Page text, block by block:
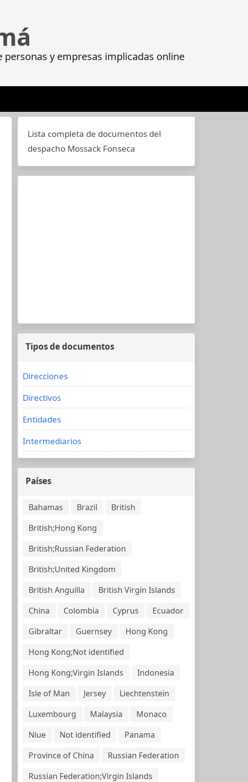
personas y empresas implicadas online
Lista completa de documentos del
despacho Mossack Fonseca
Tipos de documentos
Direcciones
Directivos
Entidades
Intermediarios
Países
Bahamas Brazil
British
British;Hong Kong
British;Russian Federation
British;United Kingdom
British Anguilla
British Virgin Islands
China
Colombia Cyprus
Ecuador
Gibraltar
Guernsey
Hong Kong
Hong Kong;Not identified
Hong Kong;Virgin Islands
Indonesia
Isle of Man
Jersey
Liechtenstein
Luxembourg
Malaysia
Monaco
Niue
Not identified
Panama
Province of China
Russian Federation
Russian Federation;Virgin Islands